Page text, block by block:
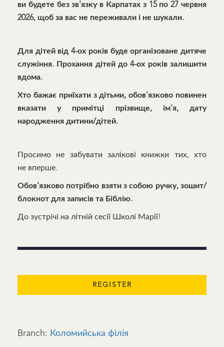
ви будете без зв'язку в Карпатах з 15 по 27 червня
2026, щоб за вас не переживали і не шукали.
Для дітей від 4-ох років буде організоване дитяче
служіння. Прохання дітей до 4-ох років залишити
вдома.
Хто бажає приїхати з дітьми, обов'язково повинен
вказати у примітці прізвище, ім'я, дату
народження дитини/дітей.
Просимо не забувати залікові книжки тих, хто
не вперше.
Обов'язково потрібно взяти з собою ручку, зошит/
блокнот для записів та Біблію.
До зустрічі на літній сесії Школі Марії!
Branch: Коломийська філія